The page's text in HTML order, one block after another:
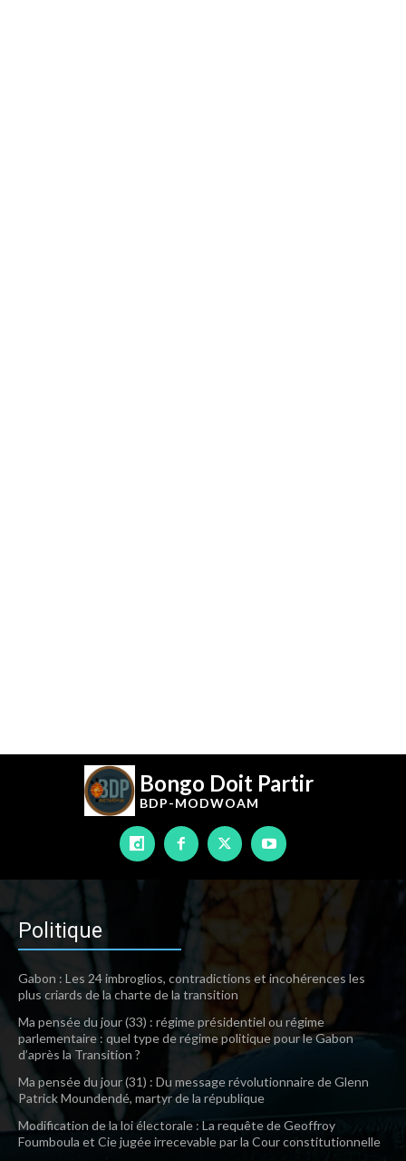
Bongo Doit Partir
BDP-MODWOAM
Politique
Gabon : Les 24 imbroglios, contradictions et incohérences les
plus criards de la charte de la transition
Ma pensée du jour (33) : régime présidentiel ou régime
parlementaire : quel type de régime politique pour le Gabon
d’après la Transition ?
Ma pensée du jour (31) : Du message révolutionnaire de Glenn
Patrick Moundendé, martyr de la république
Modification de la loi électorale : La requête de Geoffroy
Foumboula et Cie jugée irrecevable par la Cour constitutionnelle